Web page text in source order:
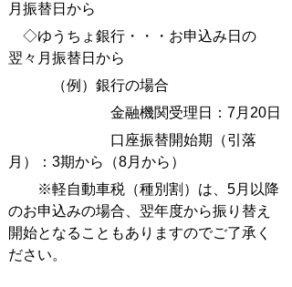
月振替日から
◇ゆうちょ銀行・・・お申込み日の
翌々月振替日から
（例）銀行の場合
金融機関受理日：7月20日
口座振替開始期（引落
月）：3期から（8月から）
※軽自動車税（種別割）は、5月以降
のお申込みの場合、翌年度から振り替え
開始となることもありますのでご了承く
ださい。